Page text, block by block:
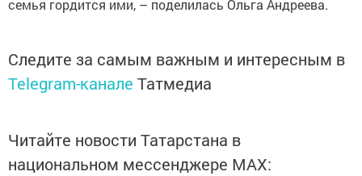
семья гордится ими, – поделилась Ольга ­Андреева.
Следите за самым важным и интересным в
Telegram-канале Татмедиа
Читайте новости Татарстана в
национальном мессенджере MАХ: